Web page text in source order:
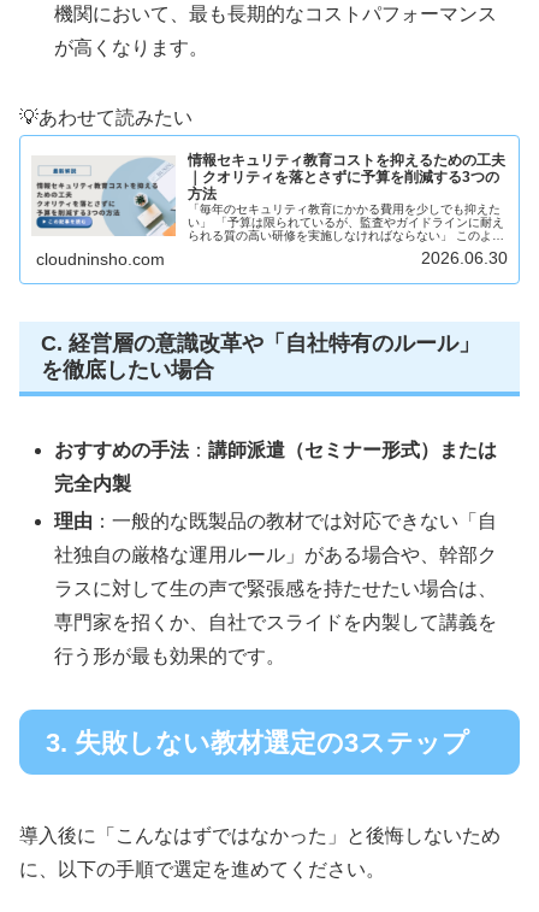
機関において、最も長期的なコストパフォーマンス
が高くなります。
💡あわせて読みたい
情報セキュリティ教育コストを抑えるための工夫
｜クオリティを落とさずに予算を削減する3つの
方法
「毎年のセキュリティ教育にかかる費用を少しでも抑えた
い」 「予算は限られているが、監査やガイドラインに耐え
られる質の高い研修を実施しなければならない」 このよう
cloudninsho.com 2026.06.30
C. 経営層の意識改革や「自社特有のルール」
を徹底したい場合
おすすめの手法：講師派遣（セミナー形式）または
完全内製
理由 ：一般的な既製品の教材では対応できない「自
社独自の厳格な運用ルール」がある場合や、幹部ク
ラスに対して生の声で緊張感を持たせたい場合は、
専門家を招くか、自社でスライドを内製して講義を
行う形が最も効果的です。
3. 失敗しない教材選定の3ステップ
導入後に「こんなはずではなかった」と後悔しないため
に、以下の手順で選定を進めてください。